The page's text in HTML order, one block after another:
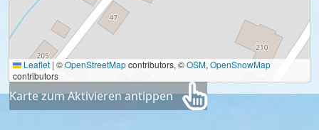
Leaflet | ©OpenStreetMapcontributors, ©OSM, OpenSnowMap
contributors
Karte zum Aktivieren antippen